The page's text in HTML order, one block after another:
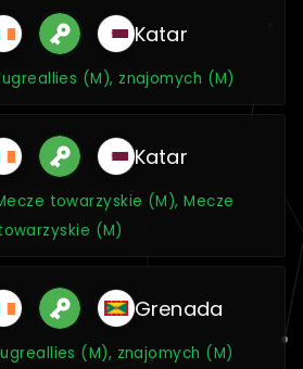
Katar
(M), znajomych (M)
Katar
towarzyskie (M), Mecze
(M)
Grenada
(M), znajomych (M)